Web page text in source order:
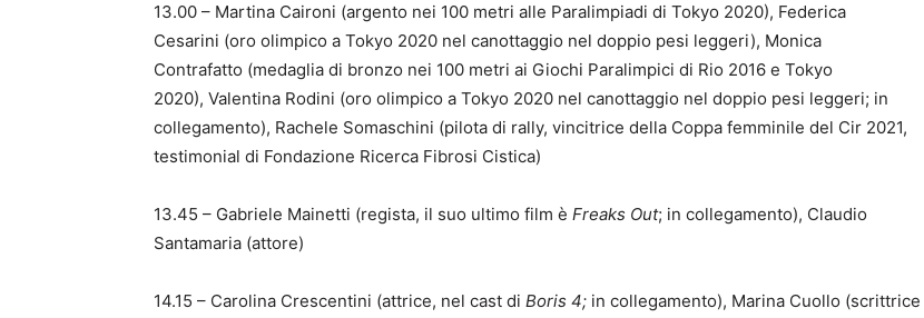
13.00 – Martina Caironi (argento nei 100 metri alle Paralimpiadi di Tokyo 2020), Federica
Cesarini (oro olimpico a Tokyo 2020 nel canottaggio nel doppio pesi leggeri), Monica
Contrafatto (medaglia di bronzo nei 100 metri ai Giochi Paralimpici di Rio 2016 e Tokyo
2020), Valentina Rodini (oro olimpico a Tokyo 2020 nel canottaggio nel doppio pesi leggeri; in
collegamento), Rachele Somaschini (pilota di rally, vincitrice della Coppa femminile del Cir 2021,
testimonial di Fondazione Ricerca Fibrosi Cistica)
13.45 – Gabriele Mainetti (regista, il suo ultimo film è Freaks Out; in collegamento), Claudio
Santamaria (attore)
14.15 – Carolina Crescentini (attrice, nel cast di Boris 4; in collegamento), Marina Cuollo (scrittrice